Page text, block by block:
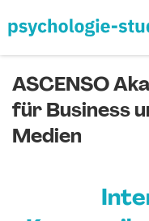
ASCENSO
für Business
Medien